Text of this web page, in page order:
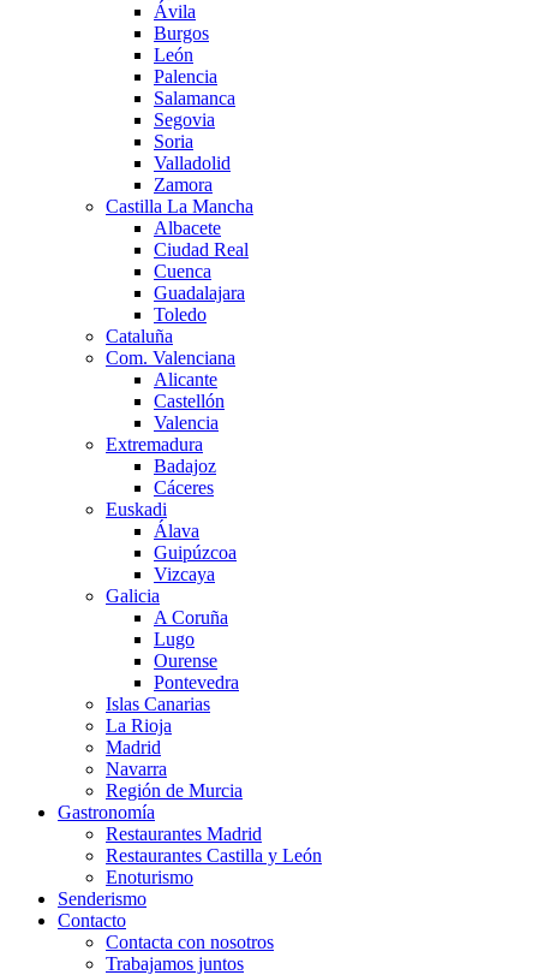
Ávila
Burgos
León
Palencia
Salamanca
Segovia
Soria
Valladolid
Zamora
Castilla La Mancha
Albacete
Ciudad Real
Cuenca
Guadalajara
Toledo
Cataluña
Com. Valenciana
Alicante
Castellón
Valencia
Extremadura
Badajoz
Cáceres
Euskadi
Álava
Guipúzcoa
Vizcaya
Galicia
A Coruña
Lugo
Ourense
Pontevedra
Islas Canarias
La Rioja
Madrid
Navarra
Región de Murcia
Gastronomía
Restaurantes Madrid
Restaurantes Castilla y León
Enoturismo
Senderismo
Contacto
Contacta con nosotros
Trabajamos juntos